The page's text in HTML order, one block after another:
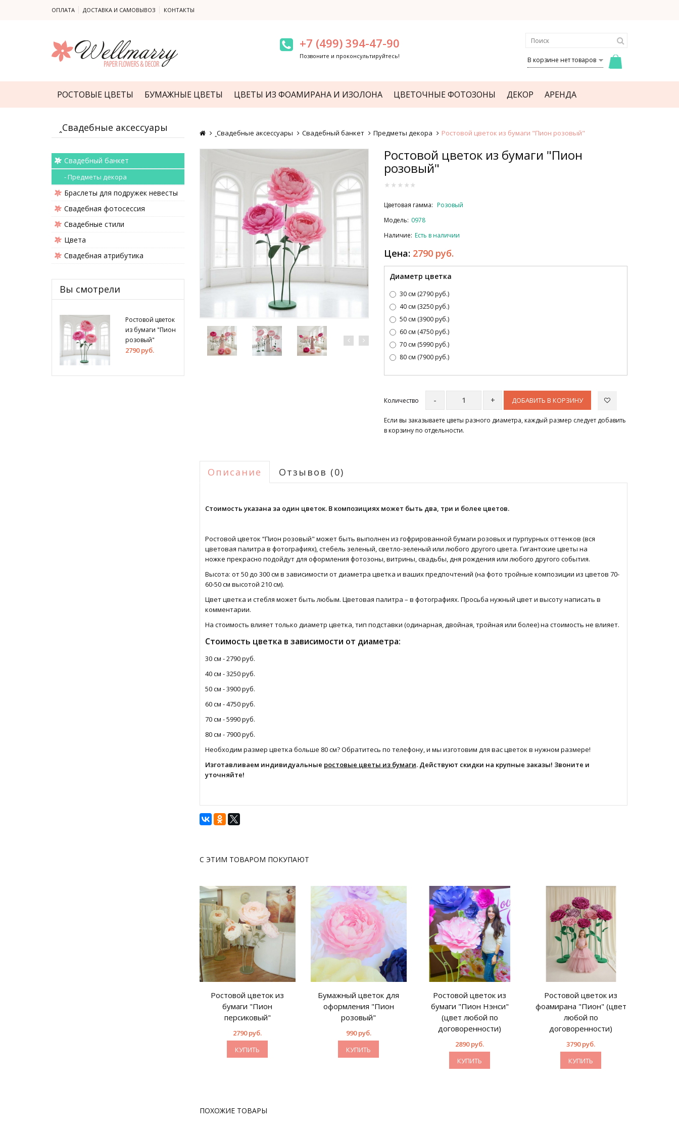
ОПЛАТА ДОСТАВКА И САМОВЫВОЗ КОНТАКТЫ
+7 (499) 394-47-90
Позвоните и проконсультируйтесь! В корзине нет товаров
РОСТОВЫЕ ЦВЕТЫ БУМАЖНЫЕ ЦВЕТЫ ЦВЕТЫ ИЗ ФОАМИРАНА И ИЗОЛОНА ЦВЕТОЧНЫЕ ФОТОЗОНЫ ДЕКОР АРЕНДА
ꞈСвадебные аксессуары
Cвадебный банкет
- Предметы декора
Браслеты для подружек невесты
Свадебная фотосессия
Свадебные стили
Цвета
Свадебная атрибутика
Вы смотрели
Ростовой цветок
из бумаги "Пион
розовый"
2790 руб.
ꞈСвадебные аксессуары Cвадебный банкет Предметы декора Ростовой цветок из бумаги "Пион розовый"
Ростовой цветок из бумаги "Пион
розовый"
Цветовая гамма: Розовый
Модель: 0978
Наличие: Есть в наличии
Цена: 2790 руб.
Диаметр цветка
30 см (2790 руб.)
40 см (3250 руб.)
50 см (3900 руб.)
60 см (4750 руб.)
70 см (5990 руб.)
80 см (7900 руб.)
Количество ДОБАВИТЬ В КОРЗИНУ
Если вы заказываете цветы разного диаметра, каждый размер следует добавить
в корзину по отдельности.
Описание Отзывов (0)
Стоимость указана за один цветок. В композициях может быть два, три и более цветов.
Ростовой цветок “Пион розовый" может быть выполнен из гофрированной бумаги розовых и пурпурных оттенков (вся
цветовая палитра в фотографиях), стебель зеленый, светло-зеленый или любого другого цвета. Гигантские цветы на
ножке прекрасно подойдут для оформления фотозоны, витрины, свадьбы, дня рождения или любого другого события.
Высота: от 50 до 300 см в зависимости от диаметра цветка и ваших предпочтений (на фото тройные композиции из цветов 70-
60-50 см высотой 210 см).
Цвет цветка и стебля может быть любым. Цветовая палитра – в фотографиях. Просьба нужный цвет и высоту написать в
комментарии.
На стоимость влияет только диаметр цветка, тип подставки (одинарная, двойная, тройная или более) на стоимость не влияет.
Стоимость цветка в зависимости от диаметра:
30 см - 2790 руб.
40 см - 3250 руб.
50 см - 3900 руб.
60 см - 4750 руб.
70 см - 5990 руб.
80 см - 7900 руб.
Необходим размер цветка больше 80 см? Обратитесь по телефону, и мы изготовим для вас цветок в нужном размере!
Изготавливаем индивидуальные ростовые цветы из бумаги. Действуют скидки на крупные заказы! Звоните и
уточняйте!
С ЭТИМ ТОВАРОМ ПОКУПАЮТ
Ростовой цветок из
бумаги "Пион
персиковый"
2790 руб.
КУПИТЬ
Бумажный цветок для
оформления "Пион
розовый"
990 руб.
КУПИТЬ
Ростовой цветок из
бумаги "Пион Нэнси"
(цвет любой по
договоренности)
2890 руб.
КУПИТЬ
Ростовой цветок из
фоамирана "Пион" (цвет
любой по
договоренности)
3790 руб.
КУПИТЬ
ПОХОЖИЕ ТОВАРЫ